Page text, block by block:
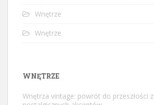
Wnętrze
Wnętrze
WNĘTRZE
Wnętrza vintage: powrót do przeszłości z